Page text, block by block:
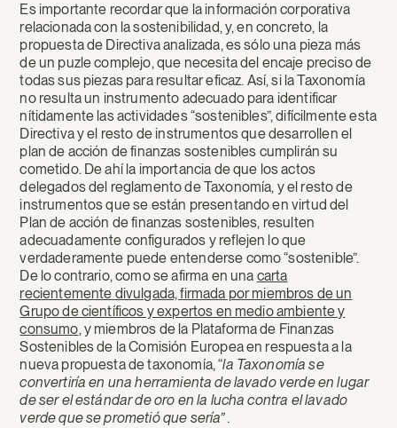
Es importante recordar que la información corporativa
relacionada con la sostenibilidad, y, en concreto, la
propuesta de Directiva analizada, es sólo una pieza más
de un puzle complejo, que necesita del encaje preciso de
todas sus piezas para resultar eficaz. Así, si la Taxonomía
no resulta un instrumento adecuado para identificar
nítidamente las actividades “sostenibles”, difícilmente esta
Directiva y el resto de instrumentos que desarrollen el
plan de acción de finanzas sostenibles cumplirán su
cometido. De ahí la importancia de que los actos
delegados del reglamento de Taxonomía, y el resto de
instrumentos que se están presentando en virtud del
Plan de acción de finanzas sostenibles, resulten
adecuadamente configurados y reflejen lo que
verdaderamente puede entenderse como “sostenible”.
De lo contrario, como se afirma en una carta
recientemente divulgada, firmada por miembros de un
Grupo de científicos y expertos en medio ambiente y
consumo, y miembros de la Plataforma de Finanzas
Sostenibles de la Comisión Europea en respuesta a la
nueva propuesta de taxonomía, “la Taxonomía se
convertiría en una herramienta de lavado verde en lugar
de ser el estándar de oro en la lucha contra el lavado
verde que se prometió que sería” .